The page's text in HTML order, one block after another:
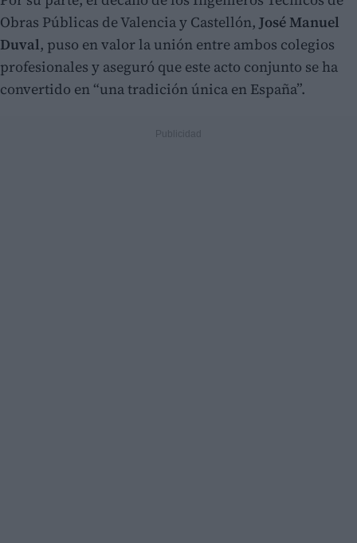
Obras Públicas de Valencia y Castellón, José Manuel
Duval, puso en valor la unión entre ambos colegios
profesionales y aseguró que este acto conjunto se ha
convertido en “una tradición única en España”.